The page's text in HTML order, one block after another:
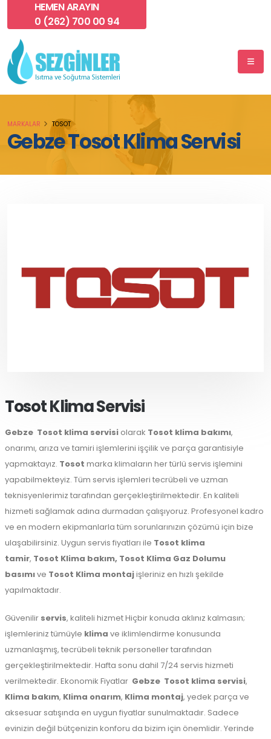
HEMEN ARAYIN
0 (262) 700 00 94
Gebze Tosot Klima Servisi
MARKALAR TOSOT
Tosot Klima Servisi
Gebze Tosot klima servisi olarak Tosot klima bakımı,
onarımı, arıza ve tamiri işlemlerini işçilik ve parça garantisiyle
yapmaktayız. Tosot marka klimaların her türlü servis işlemini
yapabilmekteyiz. Tüm servis işlemleri tecrübeli ve uzman
teknisyenlerimiz tarafından gerçekleştirilmektedir. En kaliteli
hizmeti sağlamak adına durmadan çalışıyoruz. Profesyonel kadro
ve en modern ekipmanlarla tüm sorunlarınızın çözümü için bize
ulaşabilirsiniz. Uygun servis fiyatları ile Tosot klima
tamir, Tosot Klima bakım, Tosot Klima Gaz Dolumu
basımıve Tosot Klima montajişleriniz en hızlı şekilde
yapılmaktadır.
Güvenilir servis, kaliteli hizmet Hiçbir konuda aklınız kalmasın;
işlemleriniz tümüyle klima ve iklimlendirme konusunda
uzmanlaşmış, tecrübeli teknik personeller tarafından
gerçekleştirilmektedir. Hafta sonu dahil 7/24 servis hizmeti
verilmektedir. Ekonomik Fiyatlar Gebze Tosot klima servisi,
Klima bakım, Klima onarım, Klima montaj, yedek parça ve
aksesuar satışında en uygun fiyatlar sunulmaktadır. Sadece
evinizin değil bütçenizin konforu da bizim için önemlidir. Yerinde